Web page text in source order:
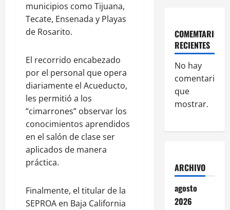
municipios como Tijuana,
Tecate, Ensenada y Playas
de Rosarito.
El recorrido encabezado
por el personal que opera
diariamente el Acueducto,
les permitió a los
“cimarrones” observar los
conocimientos aprendidos
en el salón de clase ser
aplicados de manera
práctica.
Finalmente, el titular de la
SEPROA en Baja California
COMEMTARIOS
RECIENTES
No hay
comentarios
que
mostrar.
ARCHIVO
agosto
2026